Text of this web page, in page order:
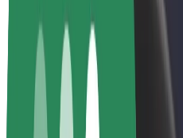
Biznes üçün Bolt
Elektrikli velosipedlər
Bolt Plus
Bolt ilə pul qazanın